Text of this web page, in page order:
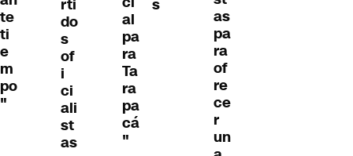
te
ti
e
m
po
"
rti
do
s
of
i
ci
ali
st
as
al
pa
ra
Ta
ra
pa
cá
"
s
as
pa
ra
of
re
ce
r
un